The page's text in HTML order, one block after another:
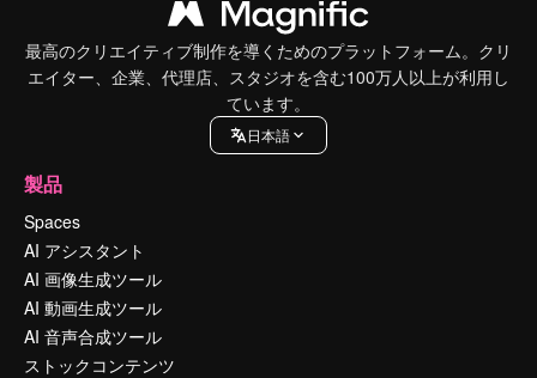
最高のクリエイティブ制作を導くためのプラットフォーム。クリ
エイター、企業、代理店、スタジオを含む100万人以上が利用し
ています。
日本語
製品
Spaces
AI アシスタント
AI 画像生成ツール
AI 動画生成ツール
AI 音声合成ツール
ストックコンテンツ